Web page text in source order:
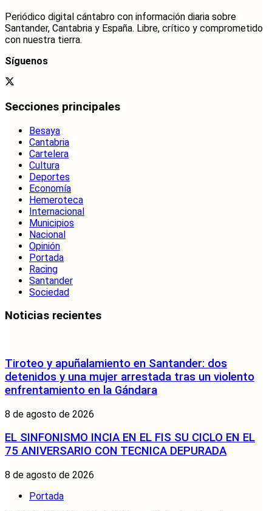
Periódico digital cántabro con información diaria sobre
Santander, Cantabria y España. Libre, crítico y comprometido
con nuestra tierra.
Síguenos
Secciones principales
Besaya
Cantabria
Cartelera
Cultura
Deportes
Economía
Hemeroteca
Internacional
Municipios
Nacional
Opinión
Portada
Racing
Santander
Sociedad
Noticias recientes
Tiroteo y apuñalamiento en Santander: dos
detenidos y una mujer arrestada tras un violento
enfrentamiento en la Gándara
8 de agosto de 2026
EL SINFONISMO INCIA EN EL FIS SU CICLO EN EL
75 ANIVERSARIO CON TECNICA DEPURADA
8 de agosto de 2026
Portada